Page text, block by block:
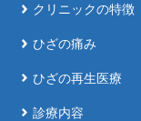
クリニックの特徴
ひざの痛み
ひざの再生医療
診療内容